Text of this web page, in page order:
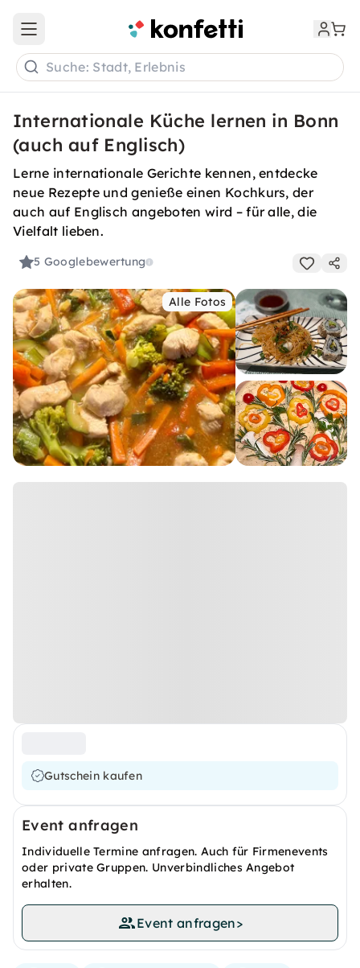
Open main menu
Suche: Stadt, Erlebnis
Internationale Küche lernen in Bonn
(auch auf Englisch)
Lerne internationale Gerichte kennen, entdecke
neue Rezepte und genieße einen Kochkurs, der
auch auf Englisch angeboten wird – für alle, die
Vielfalt lieben.
5 Googlebewertung
Alle Fotos
Gutschein kaufen
Event anfragen
Individuelle Termine anfragen. Auch für Firmenevents
oder private Gruppen. Unverbindliches Angebot
erhalten.
Event anfragen>